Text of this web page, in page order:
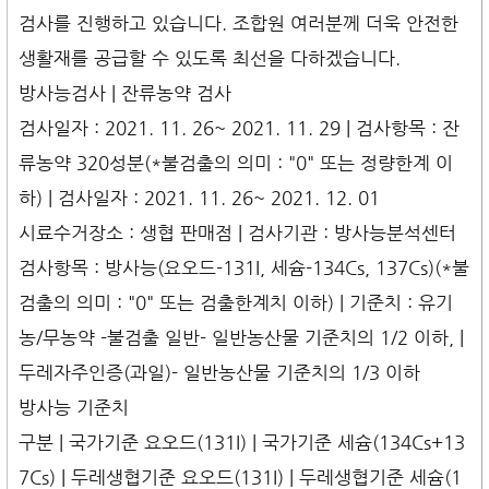
검사를 진행하고 있습니다. 조합원 여러분께 더욱 안전한
생활재를 공급할 수 있도록 최선을 다하겠습니다.
방사능검사 | 잔류농약 검사
검사일자 : 2021. 11. 26~ 2021. 11. 29 | 검사항목 : 잔
류농약 320성분(*불검출의 의미 : "0" 또는 정량한계 이
하) | 검사일자 : 2021. 11. 26~ 2021. 12. 01
시료수거장소 : 생협 판매점 | 검사기관 : 방사능분석센터
검사항목 : 방사능(요오드-131I, 세슘-134Cs, 137Cs)(*불
검출의 의미 : "0" 또는 검출한계치 이하) | 기준치 : 유기
농/무농약 -불검출 일반- 일반농산물 기준치의 1/2 이하, |
두레자주인증(과일)- 일반농산물 기준치의 1/3 이하
방사능 기준치
구분 | 국가기준 요오드(131I) | 국가기준 세슘(134Cs+13
7Cs) | 두레생협기준 요오드(131I) | 두레생협기준 세슘(1